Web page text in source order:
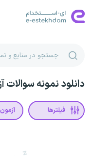
دانلود نمونه
فیلترها آزمون